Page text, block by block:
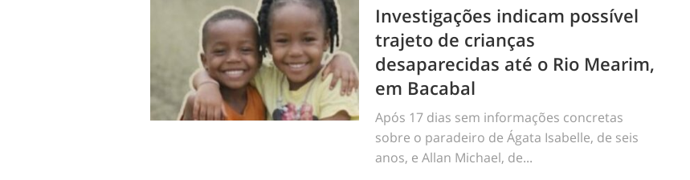
Investigações indicam possível
trajeto de crianças
desaparecidas até o Rio Mearim,
em Bacabal
Após 17 dias sem informações concretas
sobre o paradeiro de Ágata Isabelle, de seis
anos, e Allan Michael, de...